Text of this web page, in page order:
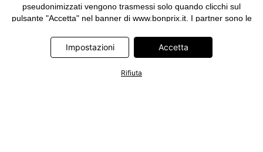
pseudonimizzati vengono trasmessi solo quando clicchi sul
pulsante "Accetta" nel banner di www.bonprix.it. I partner sono le
Limited, Hurra Communications GmbH, ID5 Technology Ltd,
Meta Platforms Ireland Limited, Microsoft Ireland Operations
Information Technologies UK Limited. Ulteriori informazioni sul
Impostazioni Accetta
Rifiuta